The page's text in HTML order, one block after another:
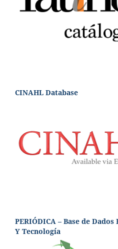
CINAHL Database
PERIÓDICA – Base de
Y Tecnología